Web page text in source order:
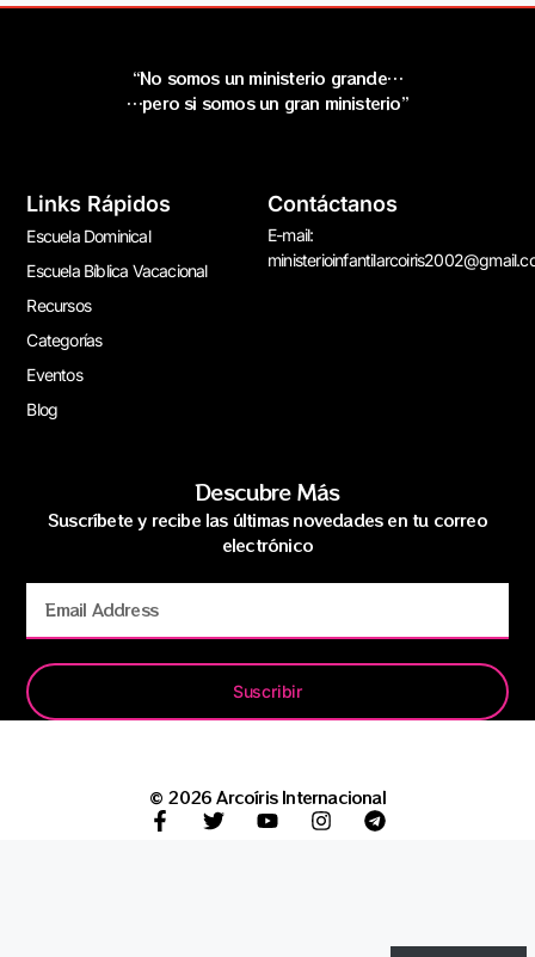
“No somos un ministerio grande…
…pero si somos un gran ministerio”
Links Rápidos
Escuela Dominical
Escuela Bíblica Vacacional
Recursos
Categorías
Eventos
Blog
Contáctanos
E-mail:
Descubre Más
Suscríbete y recibe las últimas novedades en tu correo
electrónico
Suscribir
© 2026 Arcoíris Internacional